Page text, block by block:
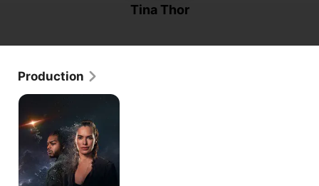
Tina Thor
Production
Beacon